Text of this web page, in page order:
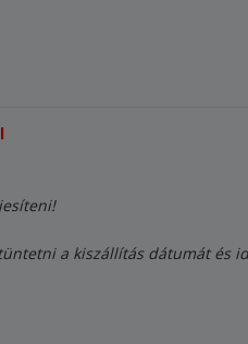
a kiszállítás dátumát és